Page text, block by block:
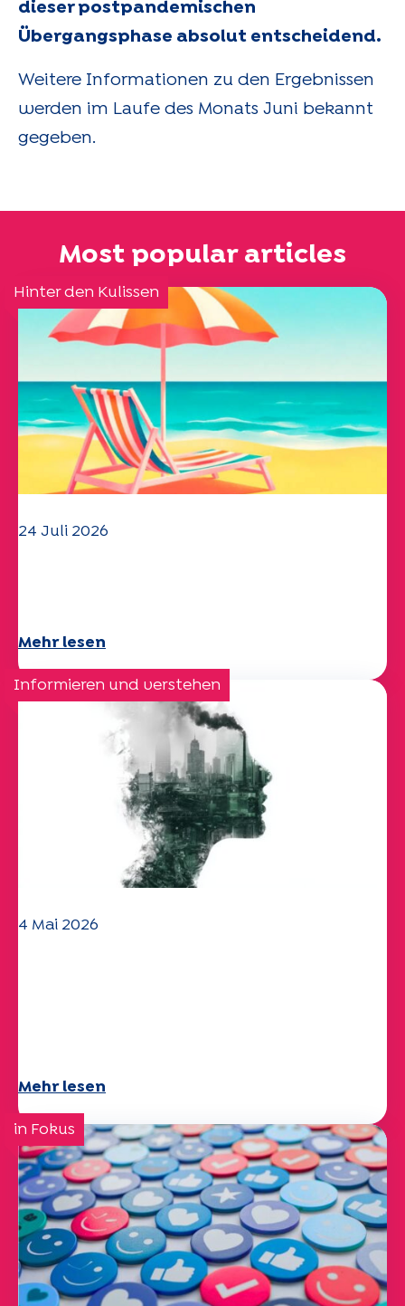
dieser postpandemischen
Übergangsphase absolut entscheidend.
Weitere Informationen zu den Ergebnissen
werden im Laufe des Monats Juni bekannt
gegeben.
Most popular articles
Hinter den Kulissen
24 Juli 2026
Mehr lesen
Informieren und verstehen
4 Mai 2026
Mehr lesen
in Fokus